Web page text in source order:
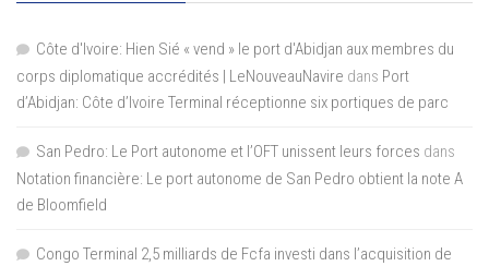
Côte d'Ivoire: Hien Sié « vend » le port d'Abidjan aux membres du
corps diplomatique accrédités | LeNouveauNavire dans Port
d’Abidjan: Côte d’Ivoire Terminal réceptionne six portiques de parc
San Pedro: Le Port autonome et l’OFT unissent leurs forces dans
Notation financière: Le port autonome de San Pedro obtient la note A
de Bloomfield
Congo Terminal 2,5 milliards de Fcfa investi dans l’acquisition de